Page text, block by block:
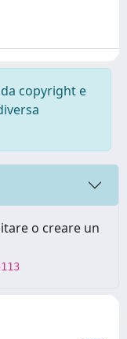
copyright e
o creare un